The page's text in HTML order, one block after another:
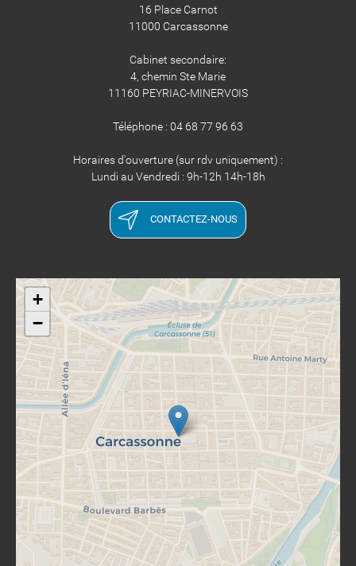
16 Place Carnot
11000 Carcassonne
Cabinet secondaire:
4, chemin Ste Marie
11160 PEYRIAC-MINERVOIS
Téléphone : 04 68 77 96 63
Horaires d'ouverture (sur rdv uniquement) :
Lundi au Vendredi : 9h-12h 14h-18h
CONTACTEZ-NOUS
+
−